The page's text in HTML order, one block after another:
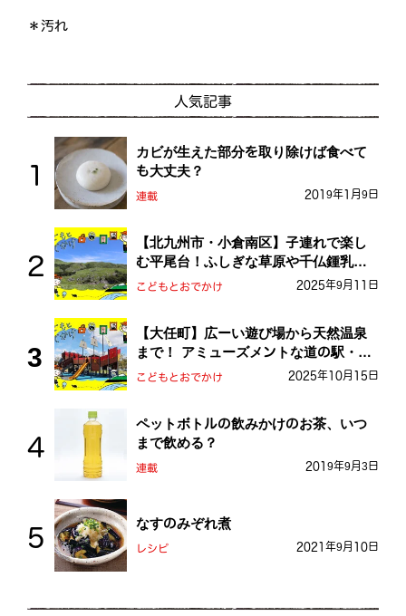
＊汚れ
人気記事
カビが生えた部分を取り除けば食べて
も大丈夫？
連載 2019年1月9日
【北九州市・小倉南区】子連れで楽し
む平尾台！ふしぎな草原や千仏鍾乳洞
を探検しよう！
こどもとおでかけ 2025年9月11日
【大任町】広ーい遊び場から天然温泉
まで！ アミューズメントな道の駅・お
おとう桜街道
こどもとおでかけ 2025年10月15日
ペットボトルの飲みかけのお茶、いつ
まで飲める？
連載 2019年9月3日
なすのみぞれ煮
レシピ 2021年9月10日